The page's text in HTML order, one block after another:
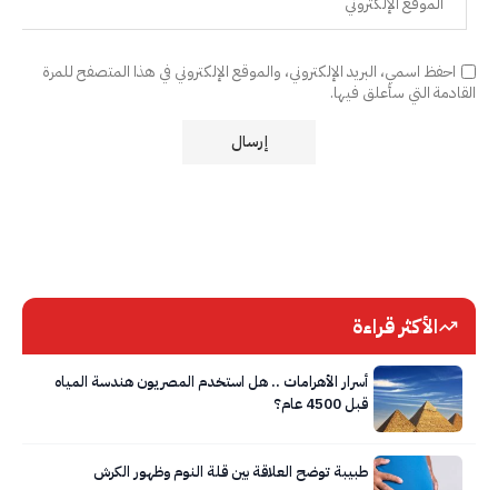
احفظ اسمي، البريد الإلكتروني، والموقع الإلكتروني في هذا المتصفح للمرة
القادمة التي سأعلق فيها.
الأكثر قراءة
أسرار الأهرامات .. هل استخدم المصريون هندسة المياه
قبل 4500 عام؟
طبيبة توضح العلاقة بين قلة النوم وظهور الكرش